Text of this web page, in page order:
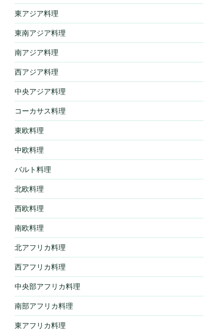
東アジア料理
東南アジア料理
南アジア料理
西アジア料理
中央アジア料理
コーカサス料理
東欧料理
中欧料理
バルト料理
北欧料理
西欧料理
南欧料理
北アフリカ料理
西アフリカ料理
中央部アフリカ料理
南部アフリカ料理
東アフリカ料理